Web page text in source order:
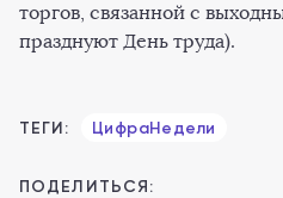
торгов, связанной с
празднуют День труда).
ТЕГИ: ЦифраНедели
ПОДЕЛИТЬСЯ: